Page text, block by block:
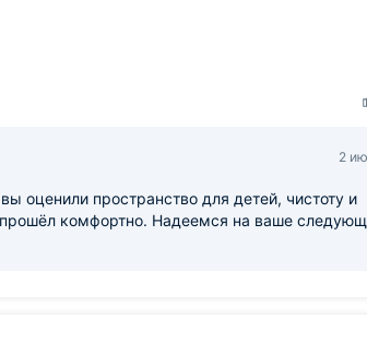
2
оценили пространство для детей, чистоту и
комфортно. Надеемся на ваше